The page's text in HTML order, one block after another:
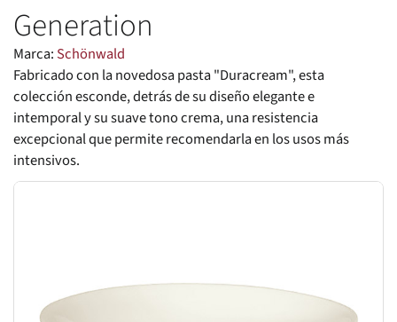
Generation
Marca: Schönwald
Fabricado con la novedosa pasta "Duracream", esta
colección esconde, detrás de su diseño elegante e
intemporal y su suave tono crema, una resistencia
excepcional que permite recomendarla en los usos más
intensivos.